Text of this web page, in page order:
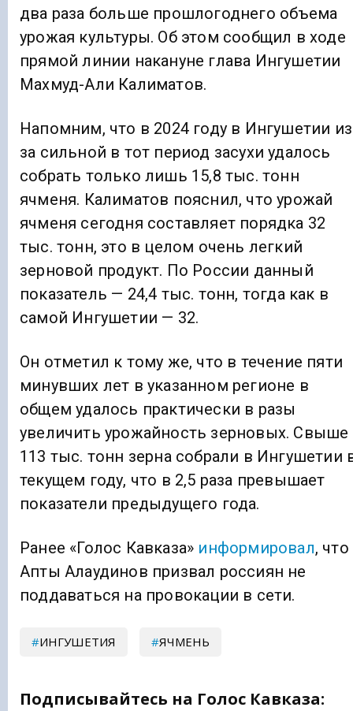
два раза больше прошлогоднего объема
урожая культуры. Об этом сообщил в ходе
прямой линии накануне глава Ингушетии
Махмуд-Али Калиматов.
Напомним, что в 2024 году в Ингушетии
за сильной в тот период засухи удалось
собрать только лишь 15,8 тыс. тонн
ячменя. Калиматов пояснил, что урожай
ячменя сегодня составляет порядка 32
тыс. тонн, это в целом очень легкий
зерновой продукт. По России данный
показатель — 24,4 тыс. тонн, тогда как в
самой Ингушетии — 32.
Он отметил к тому же, что в течение пяти
минувших лет в указанном регионе в
общем удалось практически в разы
увеличить урожайность зерновых. Свыше
113 тыс. тонн зерна собрали в Ингушетии
текущем году, что в 2,5 раза превышает
показатели предыдущего года.
Ранее «Голос Кавказа» информировал, что
Апты Алаудинов призвал россиян не
поддаваться на провокации в сети.
ИНГУШЕТИЯ ЯЧМЕНЬ
Подписывайтесь на Голос Кавказа: